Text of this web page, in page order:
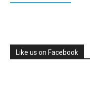
Like us on Facebook